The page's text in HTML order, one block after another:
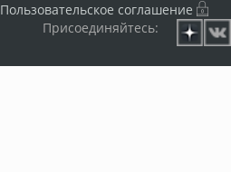
Пользовательское соглашение
Присоединяйтесь: